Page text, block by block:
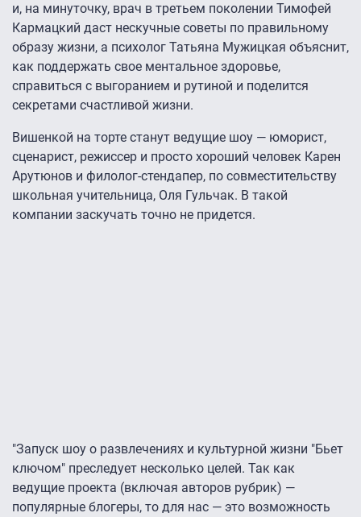
и, на минуточку, врач в третьем поколении Тимофей
Кармацкий даст нескучные советы по правильному
образу жизни, а психолог Татьяна Мужицкая объяснит,
как поддержать свое ментальное здоровье,
справиться с выгоранием и рутиной и поделится
секретами счастливой жизни.
Вишенкой на торте станут ведущие шоу — юморист,
сценарист, режиссер и просто хороший человек Карен
Арутюнов и филолог-стендапер, по совместительству
школьная учительница, Оля Гульчак. В такой
компании заскучать точно не придется.
"Запуск шоу о развлечениях и культурной жизни "Бьет
ключом" преследует несколько целей. Так как
ведущие проекта (включая авторов рубрик) —
популярные блогеры, то для нас — это возможность